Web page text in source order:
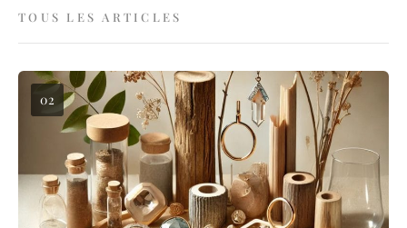
TOUS LES ARTICLES
02